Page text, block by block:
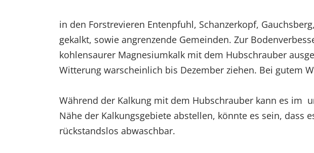
in den Forstrevieren Entenpfuhl, Schanzerkopf,
gekalkt, sowie angrenzende Gemeinden. Zur
kohlensaurer Magnesiumkalk mit dem Hubschrauber
Witterung warscheinlich bis Dezember ziehen. Bei gutem
Während der Kalkung mit dem Hubschrauber kann es im
Nähe der Kalkungsgebiete abstellen, könnte es sein,
rückstandslos abwaschbar.